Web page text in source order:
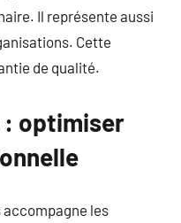
Il représente aussi
Cette
de qualité.
optimiser
les